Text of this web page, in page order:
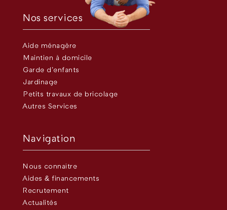
Nos services
Aide ménagère
Maintien à domicile
Garde d’enfants
Jardinage
Petits travaux de bricolage
Autres Services
Navigation
Nous connaître
Aides & financements
Recrutement
Actualités